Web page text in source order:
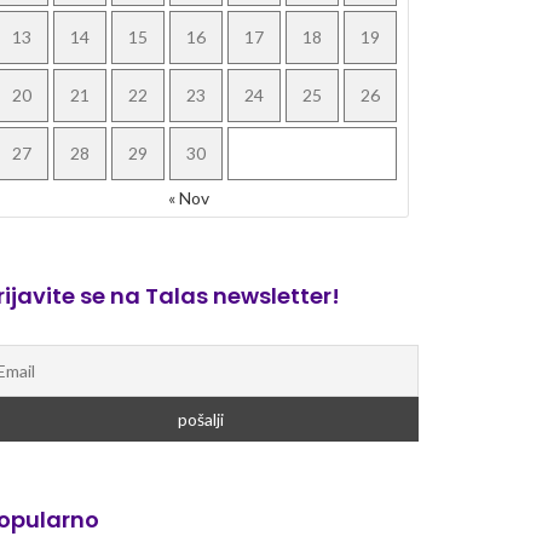
13 14 15 16 17 18 19
20 21 22 23 24 25 26
27 28 29 30
« Nov
se na Talas newsletter!